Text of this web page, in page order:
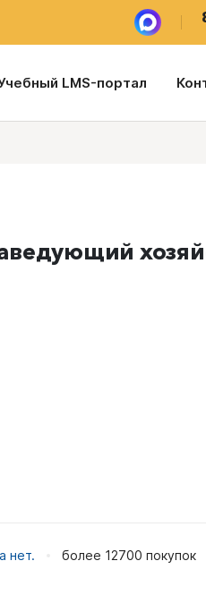
LMS-портал
нет. более 12700 покупок